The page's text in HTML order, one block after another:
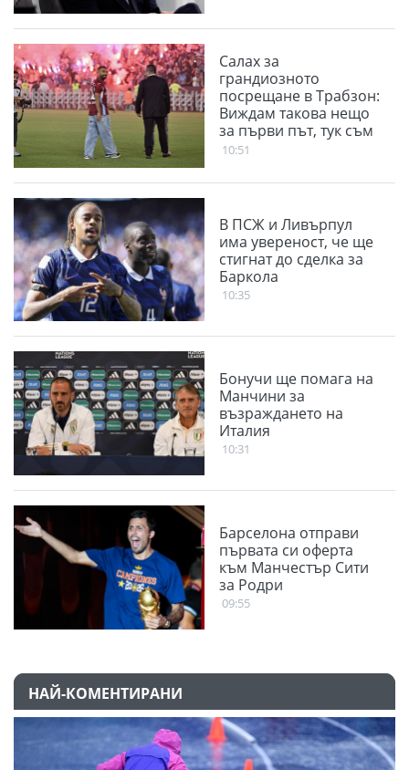
Салах за
грандиозното
посрещане в Трабзон:
Виждам такова нещо
за първи път, тук съм
за трофеи
10:51
В ПСЖ и Ливърпул
има увереност, че ще
стигнат до сделка за
Баркола
10:35
Бонучи ще помага на
Манчини за
възраждането на
Италия
10:31
Барселона отправи
първата си оферта
към Манчестър Сити
за Родри
09:55
НАЙ-КОМЕНТИРАНИ